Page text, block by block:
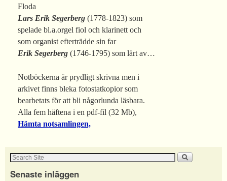
Floda
Lars Erik Segerberg (1778-1823) som
spelade bl.a.orgel fiol och klarinett och
som organist efterträdde sin far
Erik Segerberg (1746-1795) som lärt av…
Notböckerna är prydligt skrivna men i
arkivet finns bleka fotostatkopior som
bearbetats för att bli någorlunda läsbara.
Alla fem häftena i en pdf-fil (32 Mb),
Hämta notsamlingen,
Senaste inläggen